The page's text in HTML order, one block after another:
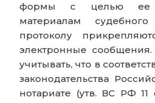
формы с целью ее
материалам
протоколу
электронные
учитывать, что в
законодательства
нотариате (утв. ВС РФ